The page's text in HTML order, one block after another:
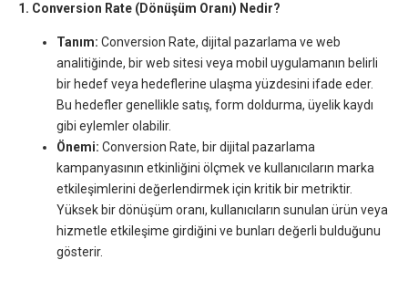
1. Conversion Rate (Dönüşüm Oranı) Nedir?
Tanım: Conversion Rate, dijital pazarlama ve web
analitiğinde, bir web sitesi veya mobil uygulamanın belirli
bir hedef veya hedeflerine ulaşma yüzdesini ifade eder.
Bu hedefler genellikle satış, form doldurma, üyelik kaydı
gibi eylemler olabilir.
Önemi: Conversion Rate, bir dijital pazarlama
kampanyasının etkinliğini ölçmek ve kullanıcıların marka
etkileşimlerini değerlendirmek için kritik bir metriktir.
Yüksek bir dönüşüm oranı, kullanıcıların sunulan ürün veya
hizmetle etkileşime girdiğini ve bunları değerli bulduğunu
gösterir.